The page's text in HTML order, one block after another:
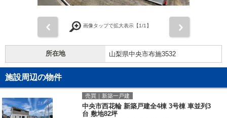
画像タップで拡大表示【1/1】
所在地 山梨県中央市布施3532
施設周辺の物件
売買｜新築一戸建
中央市西花輪 新築戸建全4棟 3号棟 車並列3
台 敷地82坪